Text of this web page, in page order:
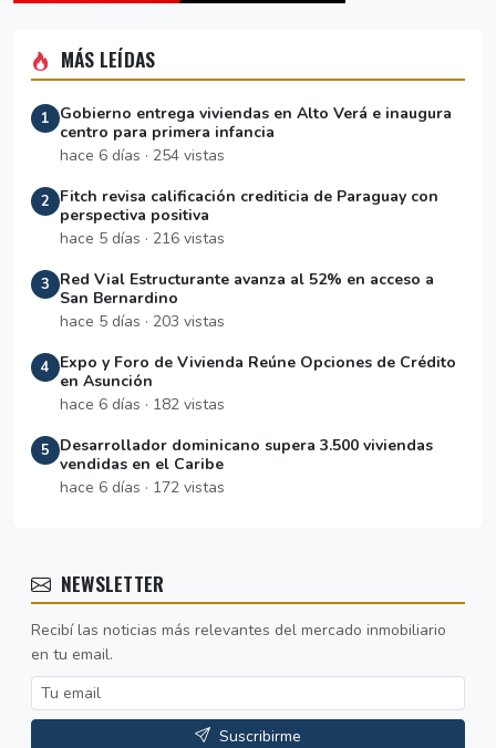
MÁS LEÍDAS
1
Gobierno entrega viviendas en Alto Verá e inaugura
centro para primera infancia
hace 6 días · 254 vistas
2
Fitch revisa calificación crediticia de Paraguay con
perspectiva positiva
hace 5 días · 216 vistas
3
Red Vial Estructurante avanza al 52% en acceso a
San Bernardino
hace 5 días · 203 vistas
4
Expo y Foro de Vivienda Reúne Opciones de Crédito
en Asunción
hace 6 días · 182 vistas
5
Desarrollador dominicano supera 3.500 viviendas
vendidas en el Caribe
hace 6 días · 172 vistas
NEWSLETTER
Recibí las noticias más relevantes del mercado inmobiliario
en tu email.
Suscribirme